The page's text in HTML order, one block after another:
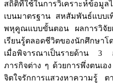
สถิติที่ใช้ในการวิเคราะห์ข้อมูล
เบนมาตรฐาน สหสัมพันธ์แบบเ
พหุคูณแบบขั้นตอน ผลการวิจัย
เรียนรู้ตลอดชีวิตของนักศึกษาโ
เมื่อพิจารณาเป็นรายด้าน 3
ภารกิจต่าง ๆ ด้วยการพึ่งตนเอ
จิตใจรักการแสวงหาความรู้